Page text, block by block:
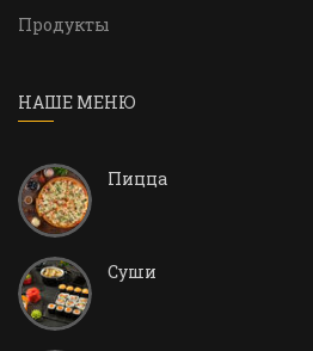
Продукты
НАШЕ МЕНЮ
Пицца
Суши